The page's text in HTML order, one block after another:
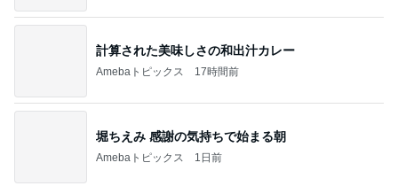
計算された美味しさの和出汁カレー
Amebaトピックス 17時間前
堀ちえみ 感謝の気持ちで始まる朝
Amebaトピックス 1日前